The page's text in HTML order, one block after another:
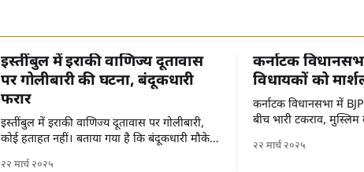
इस्तींबुल में इराकी वाणिज्य दूतावास
पर गोलीबारी की घटना, बंदूकधारी
फरार
इस्तींबुल में इराकी वाणिज्य दूतावास पर गोलीबारी,
कोई हताहत नहीं। बताया गया है कि बंदूकधारी मौके
से फरार हो गए हैं।
२२ मार्च २०२५
कर्नाटक
विधायकों को
कर्नाटक विधानसभा में
बीच भारी टकराव, मुस्लिम
२२ मार्च २०२५